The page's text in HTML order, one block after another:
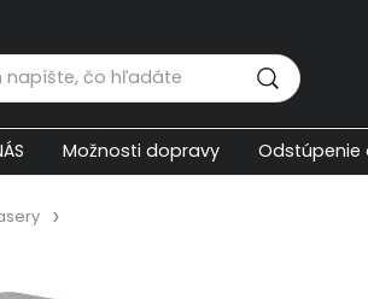
Možnosti dopravy Odstúpenie